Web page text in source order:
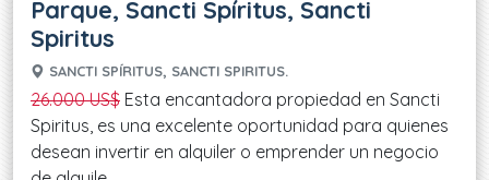
Parque, Sancti Spíritus, Sancti
Spiritus
SANCTI SPÍRITUS, SANCTI SPIRITUS.
26.000 US$ Esta encantadora propiedad en Sancti
Spiritus, es una excelente oportunidad para quienes
desean invertir en alquiler o emprender un negocio